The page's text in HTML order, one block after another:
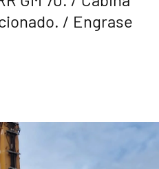
/ Engrase